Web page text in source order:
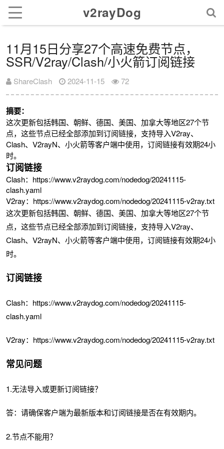
v2rayDog
11月15日分享27个高速免费节点，
SSR/V2ray/Clash/小火箭订阅链接
ShareClash 2024-11-15 72
摘要：
这次更新包括韩国、朝鲜、德国、美国、加拿大等地区27个节
点，这些节点已经全部添加到订阅链接，支持导入V2ray、
Clash、V2rayN、小火箭等客户端中使用，订阅链接有效期24小
时。
订阅链接
Clash：https://www.v2raydog.com/nodedog/20241115-
clash.yaml
V2ray：https://www.v2raydog.com/nodedog/20241115-v2ray.txt
这次更新包括韩国、朝鲜、德国、美国、加拿大等地区27个节
点，这些节点已经全部添加到订阅链接，支持导入V2ray、
Clash、V2rayN、小火箭等客户端中使用，订阅链接有效期24小
时。
订阅链接
Clash：https://www.v2raydog.com/nodedog/20241115-
clash.yaml
V2ray：https://www.v2raydog.com/nodedog/20241115-v2ray.txt
常见问题
1.无法导入或更新订阅链接？
答：请确保客户端为最新版本和订阅链接是否在有效期内。
2.节点不能用？